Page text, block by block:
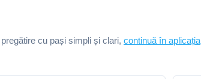
cu pași simpli și clari, continuă în aplicația